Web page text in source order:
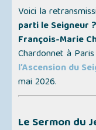
Voici la
parti le Seigneur
François-Marie
Chardonnet à
l’Ascension du
mai 2026.
Le Sermon du